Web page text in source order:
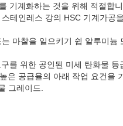
기계화하는 것을 위해 적절합
테인레스 강의 HSC 기계가공
마찰을 일으키기 쉽 알루미
를 위한 공인된 미세 탄화물
은 공급율의 아래 작업 요건을
그레이드.